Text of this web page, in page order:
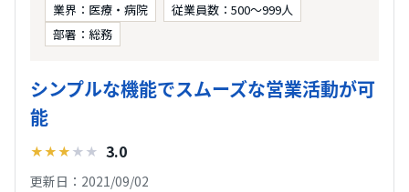
業界：医療・病院
従業員数：500〜999人
部署：総務
シンプルな機能でスムーズな営業活動が可
能
★★★ ★ ★ 3.0
更新日：2021/09/02